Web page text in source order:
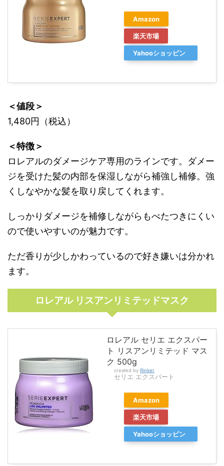
Amazon
楽天市場
Yahooショッピン
＜値段＞
1,480円（税込）
＜特徴＞
ロレアルのダメージケア専用のラインです。ダメー
ジを受けた髪の内部を保湿しながら補強し補修。強
くしなやかな髪を取り戻してくれます。
しっかりダメージを補修しながらもべたつきにくい
ので使いやすいのが魅力です。
ただ香りが少しかわっているので好き嫌いは分かれ
ます。
ロレアル リスアンリミテッドマスク
ロレアル セリエ エクスパー
ト リスアンリミテッド マス
ク 500g
created by Rinker
セリエ エクスパート
Amazon
楽天市場
Yahooショッピン